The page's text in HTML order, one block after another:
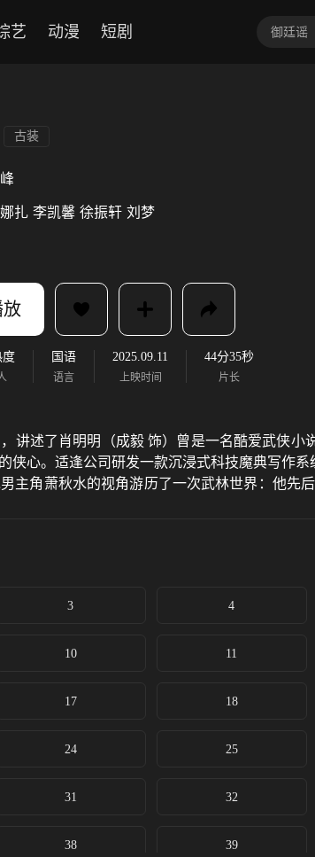
艺 动漫 短剧
古装
扎 李凯馨 徐振轩 刘梦
放
度 国语
语言
2025.09.11
上映时间
44分35秒
片长
讲述了肖明明（成毅 饰）曾是一名酷爱武侠
侠心。适逢公司研发一款沉浸式科技魔典写作
主角萧秋水的视角游历了一次武林世界：他先
3 4
10 11
17 18
24 25
31 32
38 39